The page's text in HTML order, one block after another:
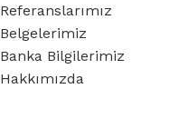
Referanslarımız
Belgelerimiz
Banka Bilgilerimiz
Hakkımızda